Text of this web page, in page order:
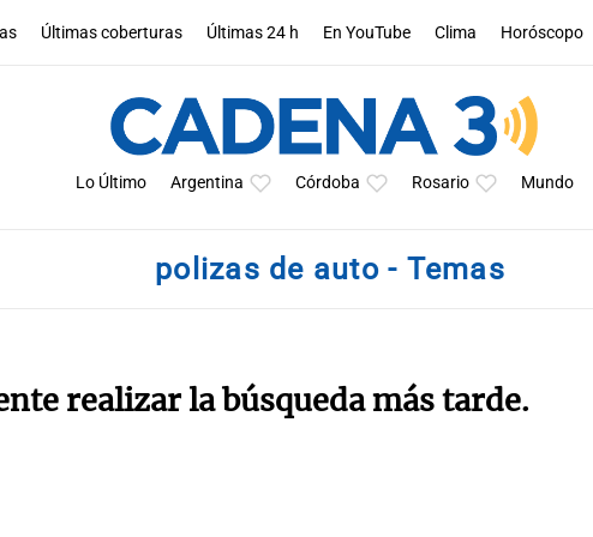
Últimas coberturas Últimas 24 h En YouTube Clima Horóscopo
Lo Último Argentina Córdoba Rosario Mundo
polizas de auto - Temas
realizar la búsqueda más tarde.